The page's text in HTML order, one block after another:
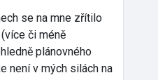
se na mne zřítilo
či méně
plánovného
není v mých silách na